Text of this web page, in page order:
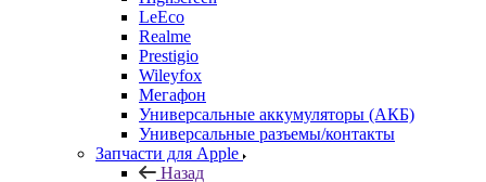
LeEco
Realme
Prestigio
Wileyfox
Мегафон
Универсальные аккумуляторы (АКБ)
Универсальные разъемы/контакты
Запчасти для Apple
Назад